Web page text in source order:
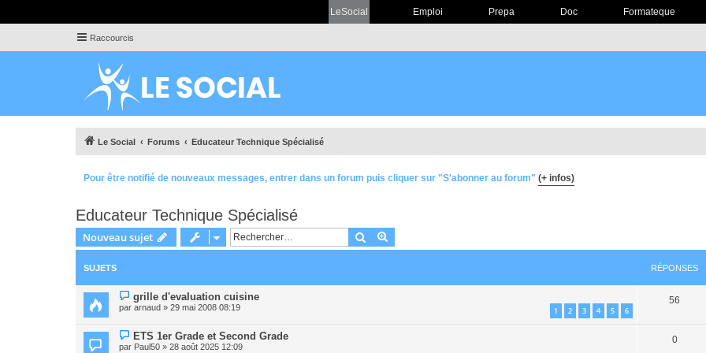
LeSocial Emploi Prepa Doc Formateque
Raccourcis
Le Social Forums Educateur Technique Spécialisé
Pour être notifié de nouveaux messages, entrer dans un forum puis cliquer sur "S'abonner au forum" (+ infos)
Educateur Technique Spécialisé
Nouveau sujet Rechercher
SUJETS RÉPONSES
grille d'evaluation cuisine
par arnaud » 29 mai 2008 08:19 1 2 3 4 5 6
56
ETS 1er Grade et Second Grade
par Paul50 » 28 août 2025 12:09
0